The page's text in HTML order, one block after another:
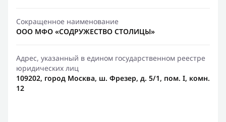
Сокращенное наименование
ООО МФО «СОДРУЖЕСТВО СТОЛИЦЫ»
Адрес, указанный в едином государственном реестре
юридических лиц
109202, город Москва, ш. Фрезер, д. 5/1, пом. I, комн.
12